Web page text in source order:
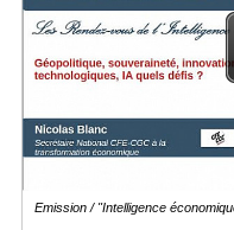
Emission / "Intelligence